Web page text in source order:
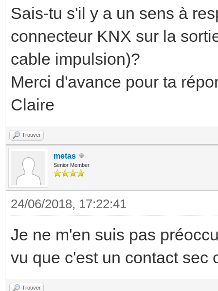
Sais-tu s'il y a un sens à
connecteur KNX sur la
cable impulsion)?
Merci d'avance pour ta
Claire
Trouver
metas
Senior Member
24/06/2018, 17:22:41
Je ne m'en suis pas
vu que c'est un contact sec
Trouver